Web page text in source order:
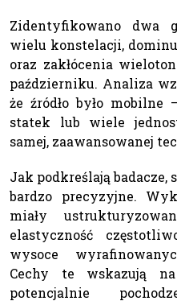
Zidentyfikowano dwa
wielu konstelacji,
oraz zakłócenia
październiku. Analiza
że źródło było mobilne
statek lub wiele
samej, zaawansowanej
Jak podkreślają badacze,
bardzo precyzyjne.
miały
elastyczność
wysoce
Cechy te wskazują
potencjalnie